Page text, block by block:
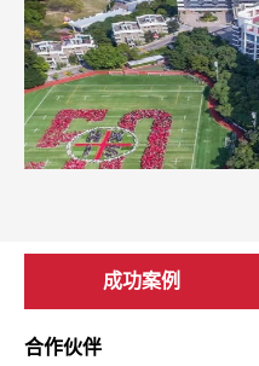
成功案例
合作伙伴